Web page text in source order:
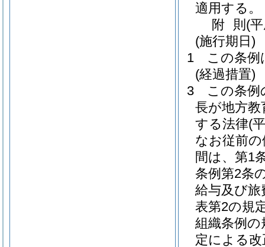
適用する。
附 則 (
(施行期日)
1
この条例
(経過措置)
3
この条例
長が地方
する法律(
なお従前
間は、第1
条例第2条
給与及び旅
表第2の規
組織条例の
定による